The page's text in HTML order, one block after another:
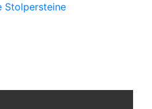
Stolpersteine